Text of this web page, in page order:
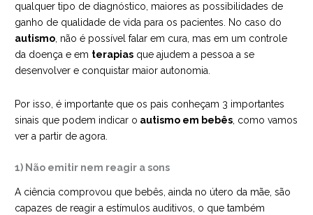
qualquer tipo de diagnóstico, maiores as possibilidades de
ganho de qualidade de vida para os pacientes. No caso do
autismo , não é possível falar em cura, mas em um controle
da doença e em terapias que ajudem a pessoa a se
desenvolver e conquistar maior autonomia.
Por isso, é importante que os pais conheçam 3 importantes
sinais que podem indicar o autismo em bebês , como vamos
ver a partir de agora.
1) Não emitir nem reagir a sons
A ciência comprovou que bebês, ainda no útero da mãe, são
capazes de reagir a estímulos auditivos, o que também